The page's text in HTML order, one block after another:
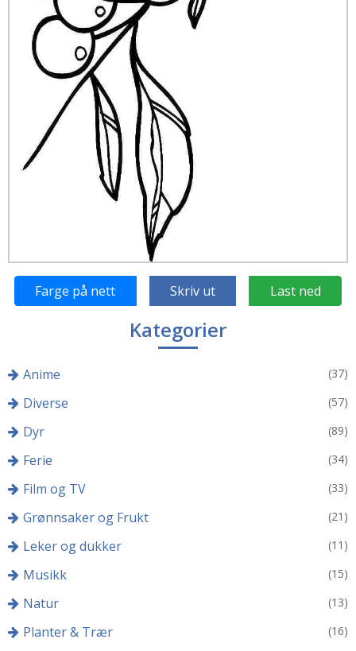
Farge på nett Skriv ut Last ned
Kategorier
Anime (37)
Diverse (57)
Dyr (89)
Ferie (34)
Film og TV (33)
Grønnsaker og Frukt (21)
Leker og dukker (11)
Musikk (15)
Natur (13)
Planter & Trær (16)